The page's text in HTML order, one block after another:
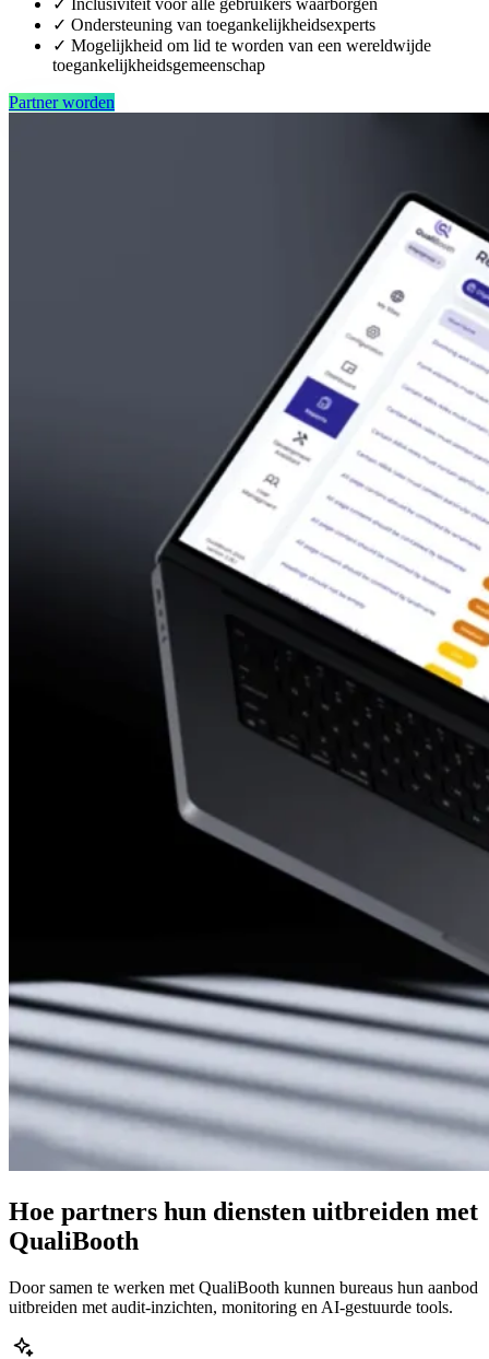
✓
Inclusiviteit voor alle gebruikers waarborgen
✓ Ondersteuning van toegankelijkheidsexperts
✓ Mogelijkheid om lid te worden van een wereldwijde
toegankelijkheidsgemeenschap
Partner worden
Hoe partners hun diensten uitbreiden met
QualiBooth
Door samen te werken met QualiBooth kunnen bureaus hun aanbod
uitbreiden met audit-inzichten, monitoring en AI-gestuurde tools.